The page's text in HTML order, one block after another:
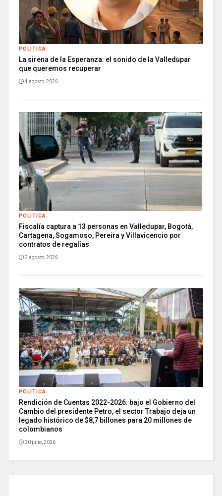
POLITICA
La sirena de la Esperanza: el sonido de la Valledupar
que queremos recuperar
4 agosto, 2026
POLITICA
Fiscalía captura a 13 personas en Valledupar, Bogotá,
Cartagena, Sogamoso, Pereira y Villavicencio por
contratos de regalías
3 agosto, 2026
POLITICA
Rendición de Cuentas 2022-2026: bajo el Gobierno del
Cambio del presidente Petro, el sector Trabajo deja un
legado histórico de $8,7 billones para 20 millones de
colombianos
30 julio, 2026